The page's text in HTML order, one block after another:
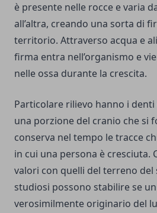
è presente nelle rocce e varia
all’altra, creando una sorta di
territorio. Attraverso acqua e
firma entra nell’organismo e
nelle ossa durante la crescita.
Particolare rilievo hanno i denti
una porzione del cranio che si
conserva nel tempo le tracce
in cui una persona è cresciuta.
valori con quelli del terreno
studiosi possono stabilire se
verosimilmente originario del